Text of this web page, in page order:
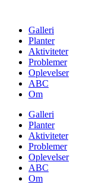
contentGalleri
Planter
Aktiviteter
Problemer
Oplevelser
ABC
Om
Galleri
Planter
Aktiviteter
Problemer
Oplevelser
ABC
Om